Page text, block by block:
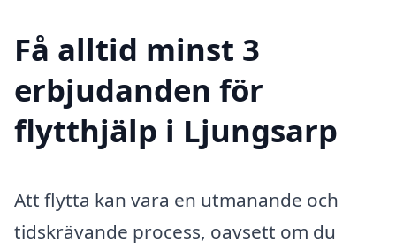
Få alltid minst 3
erbjudanden för
flytthjälp i Ljungsarp
Att flytta kan vara en utmanande och
tidskrävande process, oavsett om du